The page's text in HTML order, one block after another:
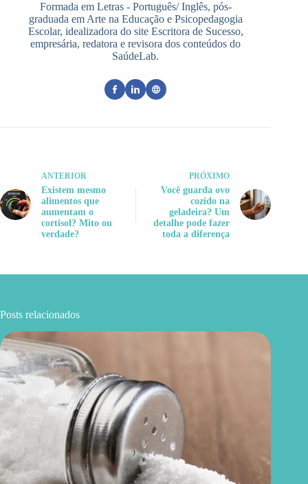
Formada em Letras - Português/ Inglês, pós-
graduada em Arte na Educação e Psicopedagogia
Escolar, idealizadora do site Escritora de Sucesso,
empresária, redatora e revisora dos conteúdos do
SaúdeLab.
ANTERIOR
Existem mesmo
alimentos que
aumentam o
cortisol? Mito ou
verdade?
PRÓXIMO
Você guarda ovo
cozido na
geladeira? Um
detalhe pode fazer
toda a diferença
Posts relacionados